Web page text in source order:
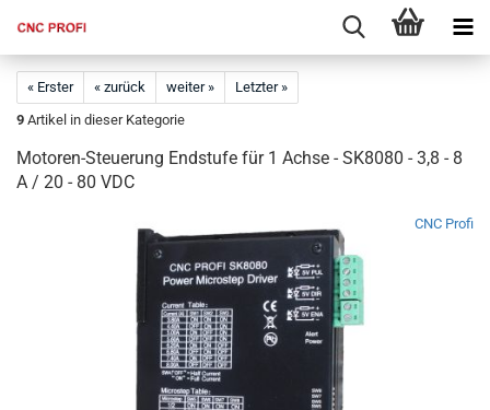
« Erster « zurück weiter »
Letzter »
9 Artikel in dieser Kategorie
Motoren-Steuerung Endstufe für 1 Achse - SK8080 - 3,8 - 8
A / 20 - 80 VDC
CNC Profi